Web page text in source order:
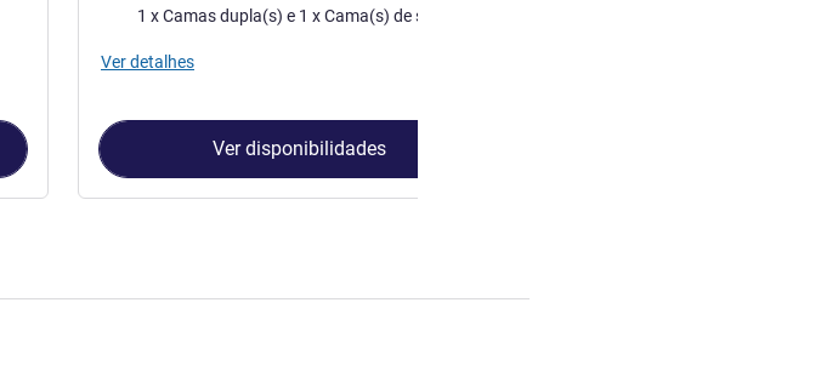
Cama 1 x Camas dupla(s) e 1 x Cama(s) de solteiro
Ver detalhes
Ver disponibilidades